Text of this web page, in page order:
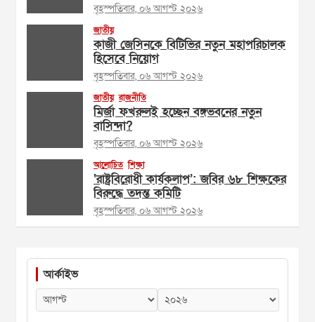
বৃহস্পতিবার, ০৬ আগস্ট ২০২৬
জাতীয়
কাজী জেসিনকে বিটিভির নতুন মহাপরিচালক
হিসেবে নিয়োগ
বৃহস্পতিবার, ০৬ আগস্ট ২০২৬
জাতীয় রাজনীতি
মির্জা ফখরুলই হচ্ছেন বঙ্গভবনের নতুন
বাসিন্দা?
বৃহস্পতিবার, ০৬ আগস্ট ২০২৬
আলোচিত শিক্ষা
‘রাষ্ট্রবিরোধী কার্যকলাপ’: জবির ৬৮ শিক্ষকের
বিরুদ্ধে তদন্ত কমিটি
বৃহস্পতিবার, ০৬ আগস্ট ২০২৬
আর্কাইভ